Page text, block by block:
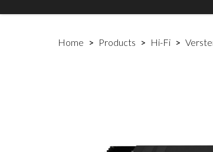
Home Products Hi-Fi